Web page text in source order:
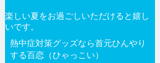
楽しい夏をお過ごしいただけると嬉し
いです。
熱中症対策グッズなら首元ひんやり
する百恋（ひゃっこい）